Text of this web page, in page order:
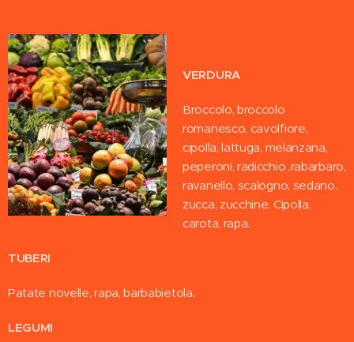
VERDURA
Broccolo, broccolo
romanesco, cavolfiore,
cipolla, lattuga, melanzana,
peperoni, radicchio ,rabarbaro,
ravanello, scalogno, sedano,
zucca, zucchine. Cipolla,
carota, rapa.
TUBERI
Patate novelle, rapa, barbabietola.
LEGUMI